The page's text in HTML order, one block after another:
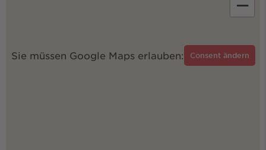
Sie müssen Google Maps erlauben: Consent ändern
−